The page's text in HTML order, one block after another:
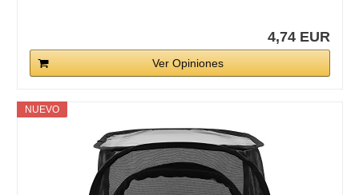
4,74 EUR
Ver Opiniones
NUEVO